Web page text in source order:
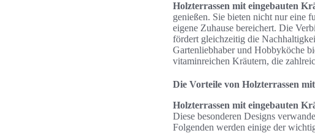
Holzterrassen mit eingebauten
genießen. Sie bieten nicht nur eine
eigene Zuhause bereichert. Die
fördert gleichzeitig die
Gartenliebhaber und Hobbyköche
vitaminreichen Kräutern, die
Die Vorteile von Holzterrassen
Holzterrassen mit eingebauten
Diese besonderen Designs
Folgenden werden einige der